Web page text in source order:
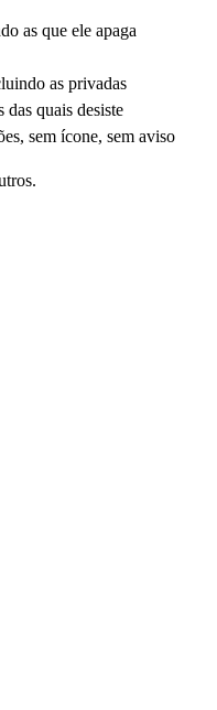
as que ele apaga
as privadas
quais desiste
sem ícone, sem aviso